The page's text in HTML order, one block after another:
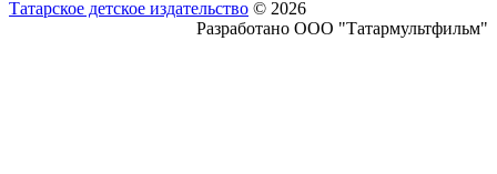
Татарское детское издательство © 2026
Разработано ООО "Татармультфильм"